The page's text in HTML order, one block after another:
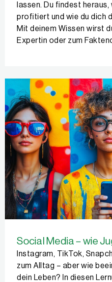
lassen. Du findest
profitiert und wie du dich
Mit deinem Wissen wirst
Expertin oder zum
Social Media – wie
Instagram, TikTok,
zum Alltag – aber wie
dein Leben? In diesen